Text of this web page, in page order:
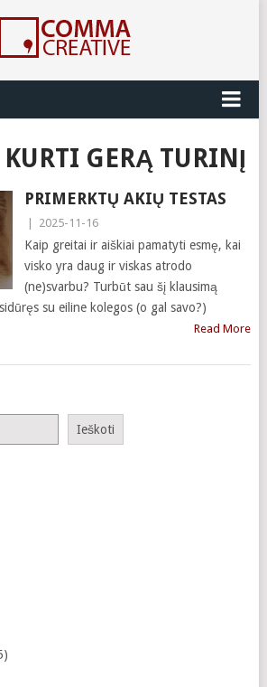
GERĄ TURINĮ
PRIMERKTŲ AKIŲ TESTAS
2025-11-16
Kaip greitai ir aiškiai pamatyti esmę, kai
visko yra daug ir viskas atrodo
(ne)svarbu? Turbūt sau šį klausimą
su eiline kolegos (o gal savo?)
Read More
Ieškoti